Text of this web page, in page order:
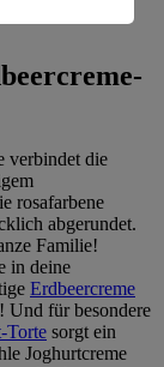
verbindet die
rosafarbene
abgerundet.
Familie!
in deine
Erdbeercreme
! Und für besondere
Torte sorgt ein
Joghurtcreme
findest du